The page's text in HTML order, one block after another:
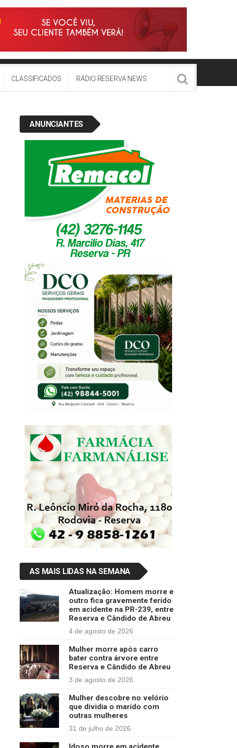
CLASSIFICADOS RÁDIO RESERVA NEWS
ANUNCIANTES
AS MAIS LIDAS NA SEMANA
Atualização: Homem morre e
outro fica gravemente ferido
em acidente na PR-239, entre
Reserva e Cândido de Abreu
4 de agosto de 2026
Mulher morre após carro
bater contra árvore entre
Reserva e Cândido de Abreu
3 de agosto de 2026
Mulher descobre no velório
que dividia o marido com
outras mulheres
31 de julho de 2026